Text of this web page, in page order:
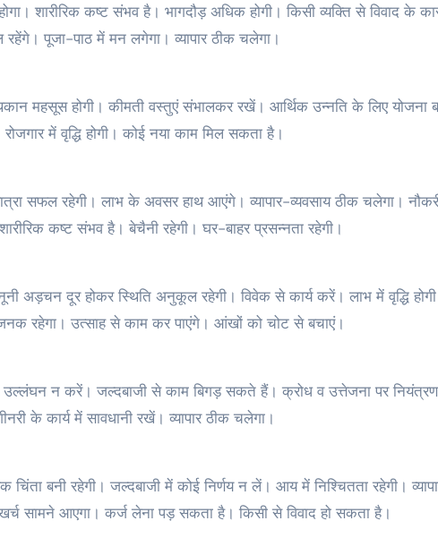
शारीरिक कष्ट संभव है। भागदौड़ अधिक होगी। किसी व्यक्ति से विवाद के
पूजा-पाठ में मन लगेगा। व्यापार ठीक चलेगा।
महसूस होगी। कीमती वस्तुएं संभालकर रखें। आर्थिक उन्नति के लिए योजना
रोजगार में वृद्धि होगी। कोई नया काम मिल सकता है।
सफल रहेगी। लाभ के अवसर हाथ आएंगे। व्यापार-व्यवसाय ठीक चलेगा।
कष्ट संभव है। बेचैनी रहेगी। घर-बाहर प्रसन्नता रहेगी।
अड़चन दूर होकर स्थिति अनुकूल रहेगी। विवेक से कार्य करें। लाभ में वृद्धि
रहेगा। उत्साह से काम कर पाएंगे। आंखों को चोट से बचाएं।
न करें। जल्दबाजी से काम बिगड़ सकते हैं। क्रोध व उत्तेजना पर
के कार्य में सावधानी रखें। व्यापार ठीक चलेगा।
चिंता बनी रहेगी। जल्दबाजी में कोई निर्णय न लें। आय में निश्चितता रहेगी।
सामने आएगा। कर्ज लेना पड़ सकता है। किसी से विवाद हो सकता है।